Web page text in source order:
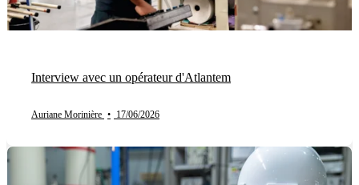
Interview avec un opérateur d'Atlantem
Auriane Morinière • 17/06/2026